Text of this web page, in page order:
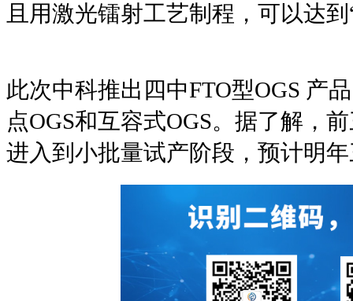
且用激光镭射工艺制程，可以达
此次中科推出四中FTO型OGS 产
点OGS和互容式OGS。据了解，
进入到小批量试产阶段，预计明